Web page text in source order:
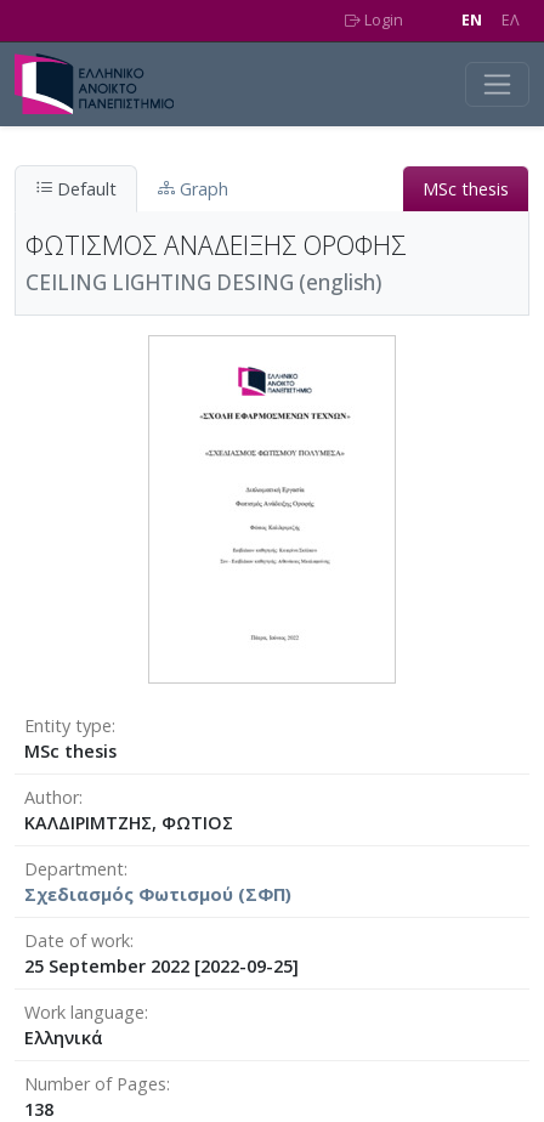
Login EN EΛ
Default Graph MSc thesis
ΦΩΤΙΣΜΟΣ ΑΝΑΔΕΙΞΗΣ ΟΡΟΦΗΣ
CEILING LIGHTING DESING (english)
Entity type
MSc thesis
Author
ΚΑΛΔΙΡΙΜΤΖΗΣ, ΦΩΤΙΟΣ
Department
Σχεδιασμός Φωτισμού (ΣΦΠ)
Date of work
25 September 2022 [2022-09-25]
Work language
Ελληνικά
Number of Pages
138